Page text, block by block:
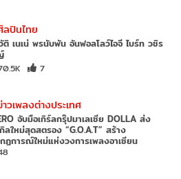
ลปินไทย
ติ เนเน่ พรนับพัน อันฟอลโลว์ไอจี ไบร์ท วชิร
7
าวเพลงต่างประเทศ
จับมือเกิร์ลกรุ๊ปมาเลเซีย DOLLA ส่ง
ลใหม่สุดสตรอง “G.O.A.T” สร้าง
ฏการณ์ใหม่แห่งวงการเพลงอาเซียน